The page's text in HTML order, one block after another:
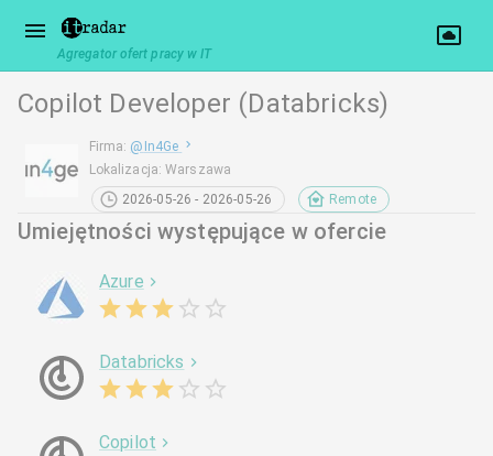
Agregator ofert pracy w IT
Copilot Developer (Databricks)
Firma: @ In4Ge
Lokalizacja:Warszawa
2026-05-26 - 2026-05-26
Remote
Umiejętności występujące w ofercie
Azure
Databricks
Copilot